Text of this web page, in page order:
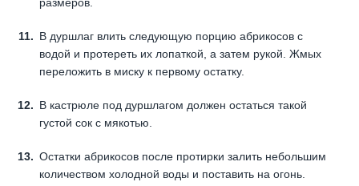
В дуршлаг влить следующую порцию абрикосов с
водой и протереть их лопаткой, а затем рукой. Жмых
переложить в миску к первому остатку.
В кастрюле под дуршлагом должен остаться такой
густой сок с мякотью.
Остатки абрикосов после протирки залить небольшим
количеством холодной воды и поставить на огонь.